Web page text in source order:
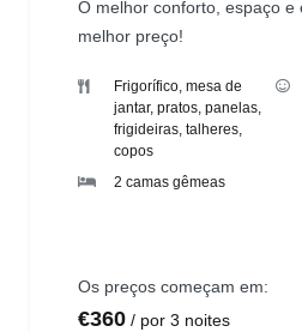
O melhor conforto, espaço e
melhor preço!
Frigorífico, mesa de
jantar, pratos, panelas,
frigideiras, talheres,
copos
2 camas gêmeas
Os preços começam em:
€360 por 3 noites